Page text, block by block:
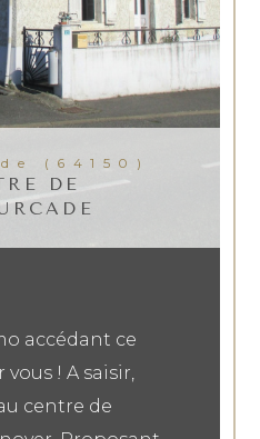
(64150)
DE
accédant ce
! A saisir,
centre de